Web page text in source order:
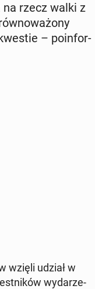
na rzecz walki z
– po­in­for­
wzięli udział w
wy­da­rze­